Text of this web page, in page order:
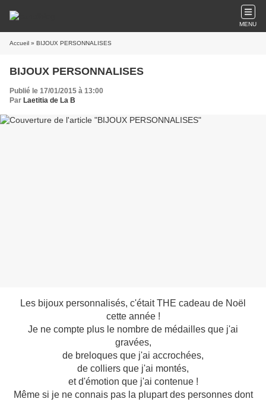
MENU
Accueil » BIJOUX PERSONNALISES
BIJOUX PERSONNALISES
Publié le 17/01/2015 à 13:00
Par Laetitia de La B
Les bijoux personnalisés, c'était THE cadeau de Noël
cette année !
Je ne compte plus le nombre de médailles que j'ai
gravées,
de breloques que j'ai accrochées,
de colliers que j'ai montés,
et d'émotion que j'ai contenue !
Même si je ne connais pas la plupart des personnes dont